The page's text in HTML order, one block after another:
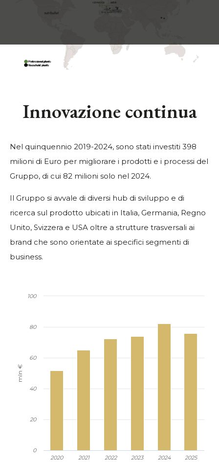
Innovazione continua
Nel quinquennio 2019-2024, sono stati investiti 398
milioni di Euro per migliorare i prodotti e i processi del
Gruppo, di cui 82 milioni solo nel 2024.
Il Gruppo si avvale di diversi hub di sviluppo e di
ricerca sul prodotto ubicati in Italia, Germania, Regno
Unito, Svizzera e USA oltre a strutture trasversali ai
brand che sono orientate ai specifici segmenti di
business.
mln €
2020 2021 2022 2023 2024 2025
0
20
40
60
80
100